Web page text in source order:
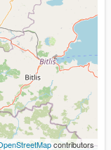
contributors